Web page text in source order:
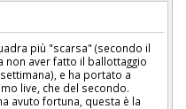
più "scarsa" (secondo il
non aver fatto il ballottaggio
e ha portato a
live, che del secondo.
avuto fortuna, questa è la